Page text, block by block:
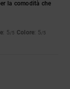
la comodità che
: 5/5 Colore: 5/5